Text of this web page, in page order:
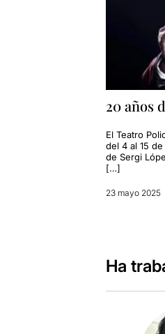
20 años
El Teatro
del 4 al 15
de Sergi
[…]
23 mayo 2025
Ha